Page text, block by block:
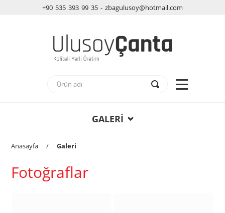
+90 535 393 99 35 - zbagulusoy@hotmail.com
GALERİ
Anasayfa / Galeri
Fotoğraflar